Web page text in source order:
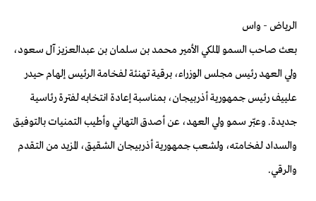
الرياض - واس
بعث صاحب السمو الملكي الأمير محمد بن سلمان بن عبدالعزيز آل سعود،
ولي العهد رئيس مجلس الوزراء، برقية تهنئة لفخامة الرئيس إلهام حيدر
علييف رئيس جمهورية أذربيجان، بمناسبة إعادة انتخابه لفترة رئاسية
جديدة. وعبّر سمو ولي العهد، عن أصدق التهاني وأطيب التمنيات بالتوفيق
والسداد لفخامته، ولشعب جمهورية أذربيجان الشقيق، المزيد من التقدم
والرقي.